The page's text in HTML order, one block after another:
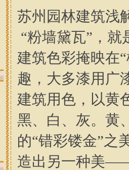
苏州园林建筑浅
“粉墙黛瓦”，
建筑色彩掩映在
趣，大多漆用广
建筑用色，以黄
黑、白、灰。黄
的“错彩镂金”之
造出另一种美